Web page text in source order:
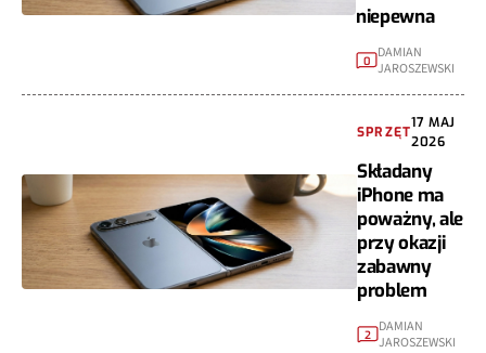
niepewna
0
DAMIAN
JAROSZEWSKI
SPRZĘT
17 MAJ
2026
Składany
iPhone ma
poważny, ale
przy okazji
zabawny
problem
2
DAMIAN
JAROSZEWSKI